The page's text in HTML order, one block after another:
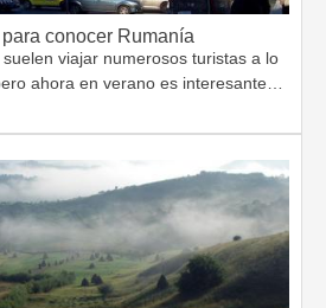
conocer Rumanía
viajar numerosos turistas a lo
ahora en verano es interesante…